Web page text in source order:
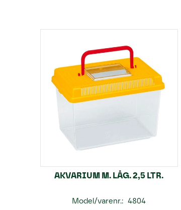
AKVARIUM M. LÅG. 2,5 LTR.
Model/varenr.: 4804